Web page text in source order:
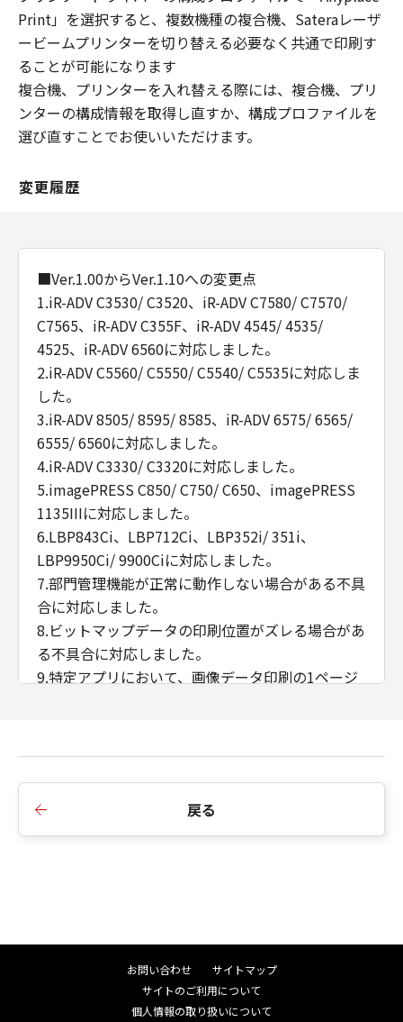
Print」を選択すると、複数機種の複合機、Sateraレーザ
ービームプリンターを切り替える必要なく共通で印刷す
ることが可能になります
複合機、プリンターを入れ替える際には、複合機、プリ
ンターの構成情報を取得し直すか、構成プロファイルを
選び直すことでお使いいただけます。
変更履歴
■Ver.1.00からVer.1.10への変更点
1.iR-ADV C3530/ C3520、iR-ADV C7580/ C7570/
C7565、iR-ADV C355F、iR-ADV 4545/ 4535/
4525、iR-ADV 6560に対応しました。
2.iR-ADV C5560/ C5550/ C5540/ C5535に対応しま
した。
3.iR-ADV 8505/ 8595/ 8585、iR-ADV 6575/ 6565/
6555/ 6560に対応しました。
4.iR-ADV C3330/ C3320に対応しました。
5.imagePRESS C850/ C750/ C650、imagePRESS
1135IIIに対応しました。
6.LBP843Ci、LBP712Ci、LBP352i/ 351i、
LBP9950Ci/ 9900Ciに対応しました。
7.部門管理機能が正常に動作しない場合がある不具
合に対応しました。
8.ビットマップデータの印刷位置がズレる場合があ
る不具合に対応しました。
9.特定アプリにおいて、画像データ印刷の1ページ
てしまう不具合に対応しました。
11.はがき用紙サイズの出力時間が遅くなる不具合
識しない場合がある不具合に対応しました。
14.マルチリンガル対応の仕様を変更しました。
戻る
お問い合わせ
サイトマップ
サイトのご利用について
個人情報の取り扱いについて